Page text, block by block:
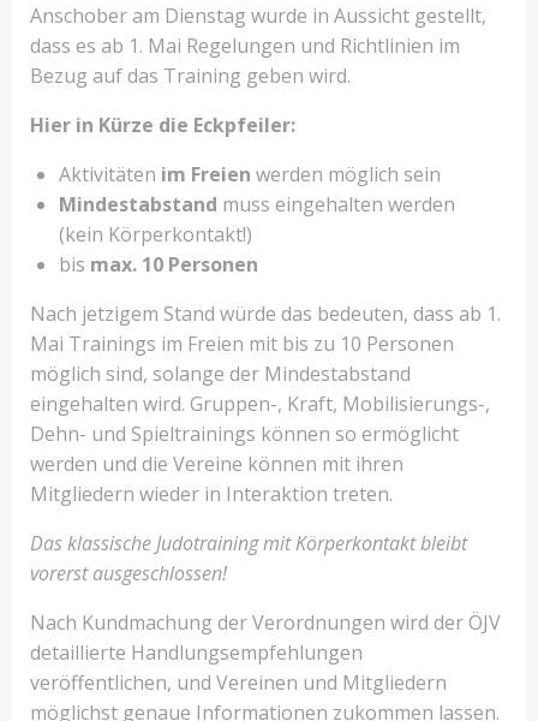
Anschober am Dienstag wurde in Aussicht gestellt,
dass es ab 1. Mai Regelungen und Richtlinien im
Bezug auf das Training geben wird.
Hier in Kürze die Eckpfeiler:
Aktivitäten im Freien werden möglich sein
Mindestabstand muss eingehalten werden
(kein Körperkontakt!)
bis max. 10 Personen
Nach jetzigem Stand würde das bedeuten, dass ab 1.
Mai Trainings im Freien mit bis zu 10 Personen
möglich sind, solange der Mindestabstand
eingehalten wird. Gruppen-, Kraft, Mobilisierungs-,
Dehn- und Spieltrainings können so ermöglicht
werden und die Vereine können mit ihren
Mitgliedern wieder in Interaktion treten.
Das klassische Judotraining mit Körperkontakt bleibt
vorerst ausgeschlossen!
Nach Kundmachung der Verordnungen wird der ÖJV
detaillierte Handlungsempfehlungen
veröffentlichen, und Vereinen und Mitgliedern
möglichst genaue Informationen zukommen lassen.